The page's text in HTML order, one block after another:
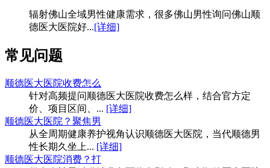
辐射佛山全域男性健康需求，很多佛山男性询问佛山顺
德医大医院好...[详细]
常见问题
顺德医大医院收费怎么
针对高频提问顺德医大医院收费怎么样，结合官方定
价、项目区间、... [详细]
顺德医大医院？聚焦男
从全周期健康养护视角认识顺德医大医院，当代顺德男
性长期久坐上... [详细]
顺德医大医院消费？打